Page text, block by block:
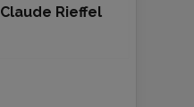
Claude Rieffel